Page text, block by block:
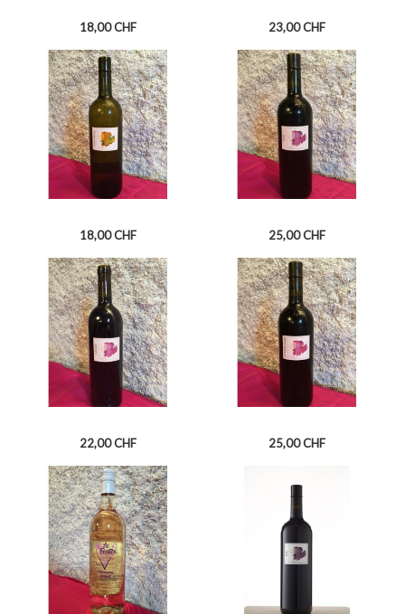
PINOT NOIR
Prix
18,00 CHF PAÏEN DE FULLY
Prix
23,00 CHF
JOHANNISBERG DE FULLY
Prix
18,00 CHF SYRAH DE FULLY
Prix
25,00 CHF
GAMARET DE SAXON
Prix
22,00 CHF HUMAGNE ROUGE DE FULLY
Prix
25,00 CHF